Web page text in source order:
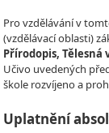
Pro vzdělávání v
(vzdělávací oblasti)
Přírodopis, Tělesná
Učivo uvedených
škole rozvíjeno a
Uplatnění